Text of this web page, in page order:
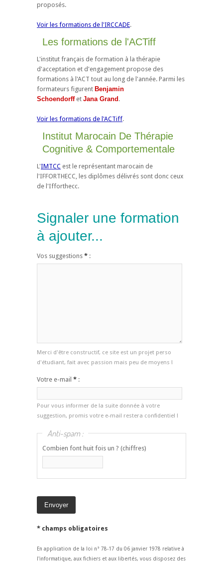
proposés.
Voir les formations de l'IRCCADE.
Les formations de l'ACTiff
L'institut français de formation à la thérapie
d'acceptation et d'engagement propose des
formations à l'ACT tout au long de l'année. Parmi les
formateurs figurent Benjamin
Schoendorffet Jana Grand .
Voir les formations de l'ACTiff.
Institut Marocain De Thérapie
Cognitive & Comportementale
L'IMTCC est le représentant marocain de
l'IFFORTHECC, les diplômes délivrés sont donc ceux
de l'Ifforthecc.
Signaler une formation
à ajouter...
Vos suggestions * :
Merci d'être constructif, ce site est un projet perso
d'étudiant, fait avec passion mais peu de moyens !
Votre e-mail * :
Pour vous informer de la suite donnée à votre
suggestion, promis votre e-mail restera confidentiel !
Anti-spam :
Combien font huit fois un ? (chiffres)
* champs obligatoires
En application de la loi n° 78-17 du 06 janvier 1978 relative à
l'informatique, aux fichiers et aux libertés, vous disposez des